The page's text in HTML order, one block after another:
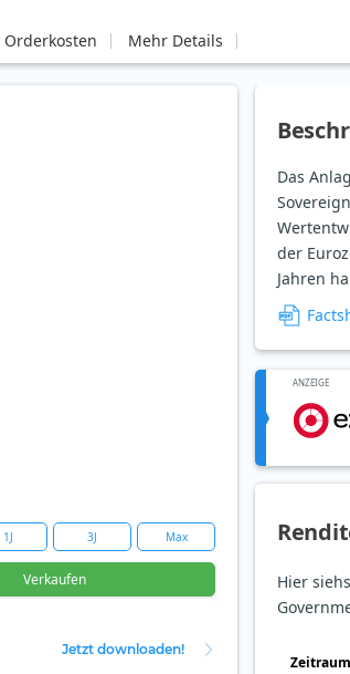
Orderkosten Mehr Details
1J 3J Max
Verkaufen
Jetzt downloaden!
Das
der
Jahren
ANZEIGE
Hier
Zeit­raum